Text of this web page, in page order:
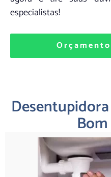
especialistas!